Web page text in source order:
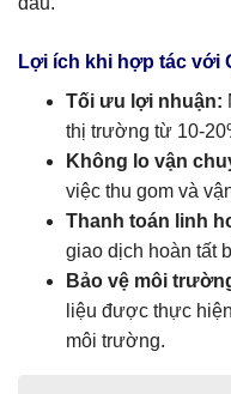
Lợi ích khi hợp tác với
Tối ưu lợi nhuận:
thị trường từ 10-
Không lo vận
việc thu gom và
Thanh toán linh
giao dịch hoàn tất
Bảo vệ môi
liệu được thực
môi trường.